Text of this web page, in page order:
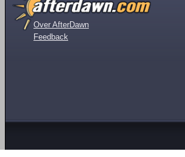
Over AfterDawn
Feedback